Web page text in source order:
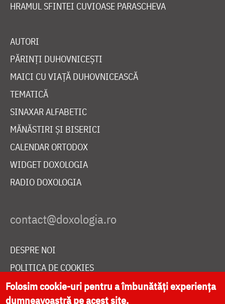
HRAMUL SFINTEI CUVIOASE PARASCHEVA
AUTORI
PĂRINȚI DUHOVNICEȘTI
MAICI CU VIAȚĂ DUHOVNICEASCĂ
TEMATICĂ
SINAXAR ALFABETIC
MĂNĂSTIRI ȘI BISERICI
CALENDAR ORTODOX
WIDGET DOXOLOGIA
RADIO DOXOLOGIA
DESPRE NOI
POLITICA DE COOKIES
DONEAZĂ ONLINE PENTRU CATEDRALA NAȚIONALĂ
Folosim cookie-uri pentru a îmbunătăți experiența
dumneavoastră pe acest site.